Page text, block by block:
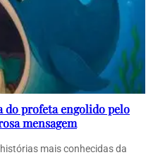
do profeta engolido pelo
mensagem
mais conhecidas da